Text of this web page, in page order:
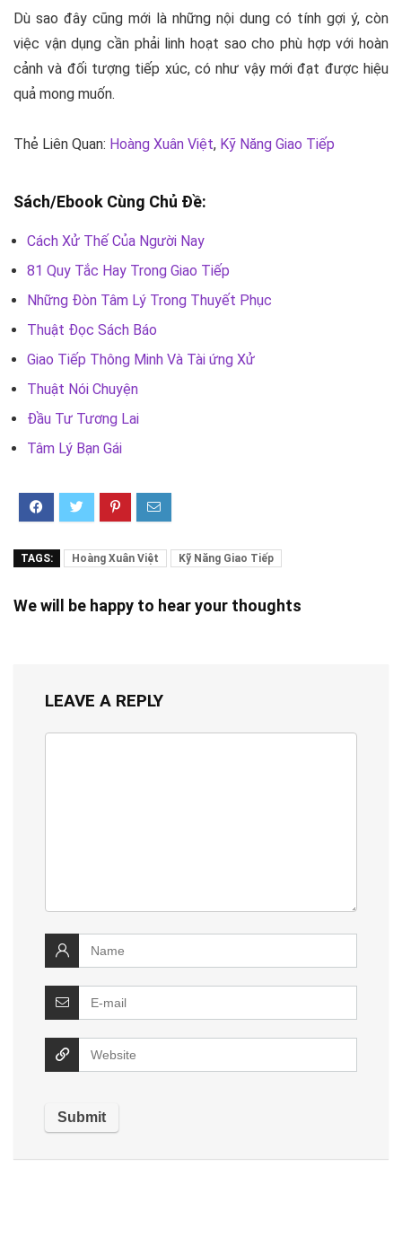
Dù sao đây cũng mới là những nội dung có tính gợi ý, còn
việc vận dụng cần phải linh hoạt sao cho phù hợp với hoàn
cảnh và đối tượng tiếp xúc, có như vậy mới đạt được hiệu
quả mong muốn.
Thẻ Liên Quan: Hoàng Xuân Việt, Kỹ Năng Giao Tiếp
Sách/Ebook Cùng Chủ Đề:
Cách Xử Thế Của Người Nay
81 Quy Tắc Hay Trong Giao Tiếp
Những Đòn Tâm Lý Trong Thuyết Phục
Thuật Đọc Sách Báo
Giao Tiếp Thông Minh Và Tài ứng Xử
Thuật Nói Chuyện
Đầu Tư Tương Lai
Tâm Lý Bạn Gái
TAGS: Hoàng Xuân Việt Kỹ Năng Giao Tiếp
We will be happy to hear your thoughts
LEAVE A REPLY